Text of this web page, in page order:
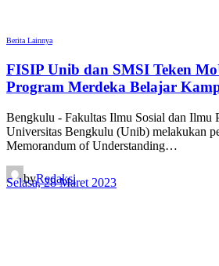
Berita Lainnya
FISIP Unib dan SMSI Teken
Program Merdeka Belajar
Bengkulu - Fakultas Ilmu Sosial dan Ilmu
Universitas Bengkulu (Unib) melakukan
Memorandum of Understanding…
byRedaksi
Selasa, 28 Maret 2023